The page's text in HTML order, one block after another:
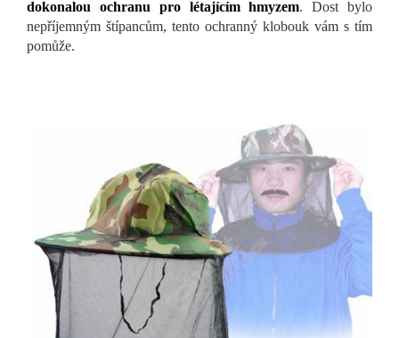
dokonalou ochranu pro létajícím hmyzem. Dost bylo
nepříjemným štípancům, tento ochranný klobouk vám s tím
pomůže.